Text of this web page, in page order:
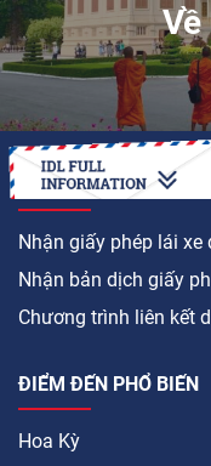
Về
LÀM CÁCH NÀO ĐỂ
Nhận giấy phép lái xe
Nhận bản dịch giấy
Chương trình liên kết
ĐIỂM ĐẾN PHỔ BIẾN
Hoa Kỳ